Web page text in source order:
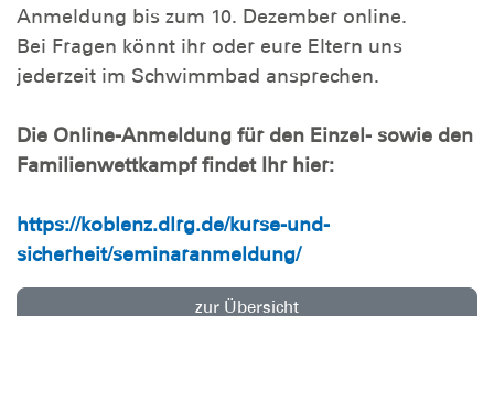
Anmeldung bis zum 10. Dezember online.
Bei Fragen könnt ihr oder eure Eltern uns
jederzeit im Schwimmbad ansprechen.
Die Online-Anmeldung für den Einzel- sowie den
Familienwettkampf findet Ihr hier:
https://koblenz.dlrg.de/kurse-und-
sicherheit/seminaranmeldung/
zur Übersicht